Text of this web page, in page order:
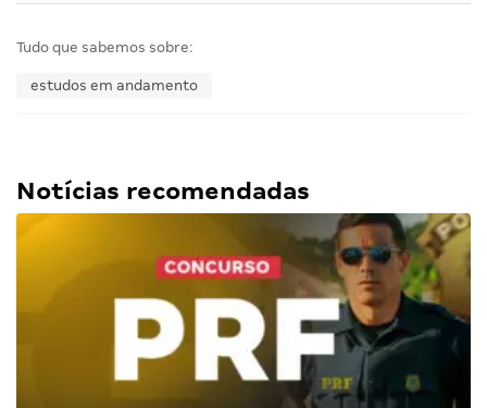
Tudo que sabemos sobre:
estudos em andamento
Notícias recomendadas